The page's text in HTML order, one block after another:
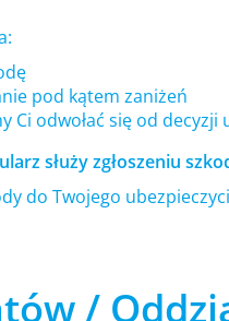
pod kątem zaniżeń
odwołać się od decyzji
służy zgłoszeniu
do Twojego
/